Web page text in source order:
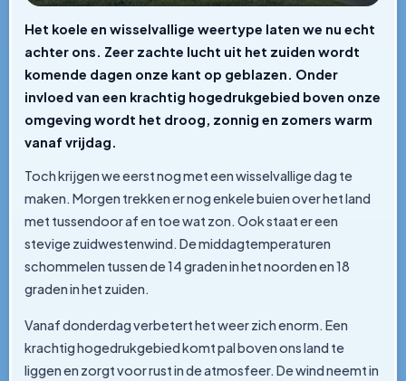
Het koele en wisselvallige weertype laten we nu echt
achter ons. Zeer zachte lucht uit het zuiden wordt
komende dagen onze kant op geblazen. Onder
invloed van een krachtig hogedrukgebied boven onze
omgeving wordt het droog, zonnig en zomers warm
vanaf vrijdag.
Toch krijgen we eerst nog met een wisselvallige dag te
maken. Morgen trekken er nog enkele buien over het land
met tussendoor af en toe wat zon. Ook staat er een
stevige zuidwestenwind. De middagtemperaturen
schommelen tussen de 14 graden in het noorden en 18
graden in het zuiden.
Vanaf donderdag verbetert het weer zich enorm. Een
krachtig hogedrukgebied komt pal boven ons land te
liggen en zorgt voor rust in de atmosfeer. De wind neemt in